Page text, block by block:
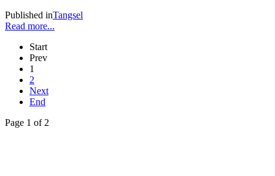
Published inTangsel
Read more...
Start
Prev
1
2
Next
End
Page 1 of 2